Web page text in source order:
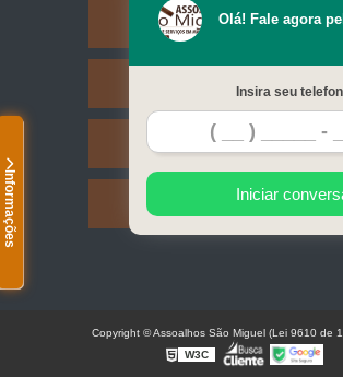
Informações
Missão
Serviços
Contato
Mapa do site
Olá! Fale agora
Insira seu
Iniciar
Copyright © Assoalhos São Miguel (Lei 9610 de
W3C